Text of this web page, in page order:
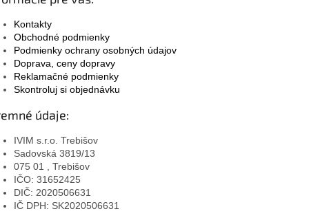
Kontakty
Obchodné podmienky
Podmienky ochrany osobných údajov
Doprava, ceny dopravy
Reklamačné podmienky
Skontroluj si objednávku
údaje:
IVIM s.r.o. Trebišov
Sadovská 3819/13
075 01 , Trebišov
IČO: 31652425
DIČ: 2020506631
IČ DPH: SK2020506631